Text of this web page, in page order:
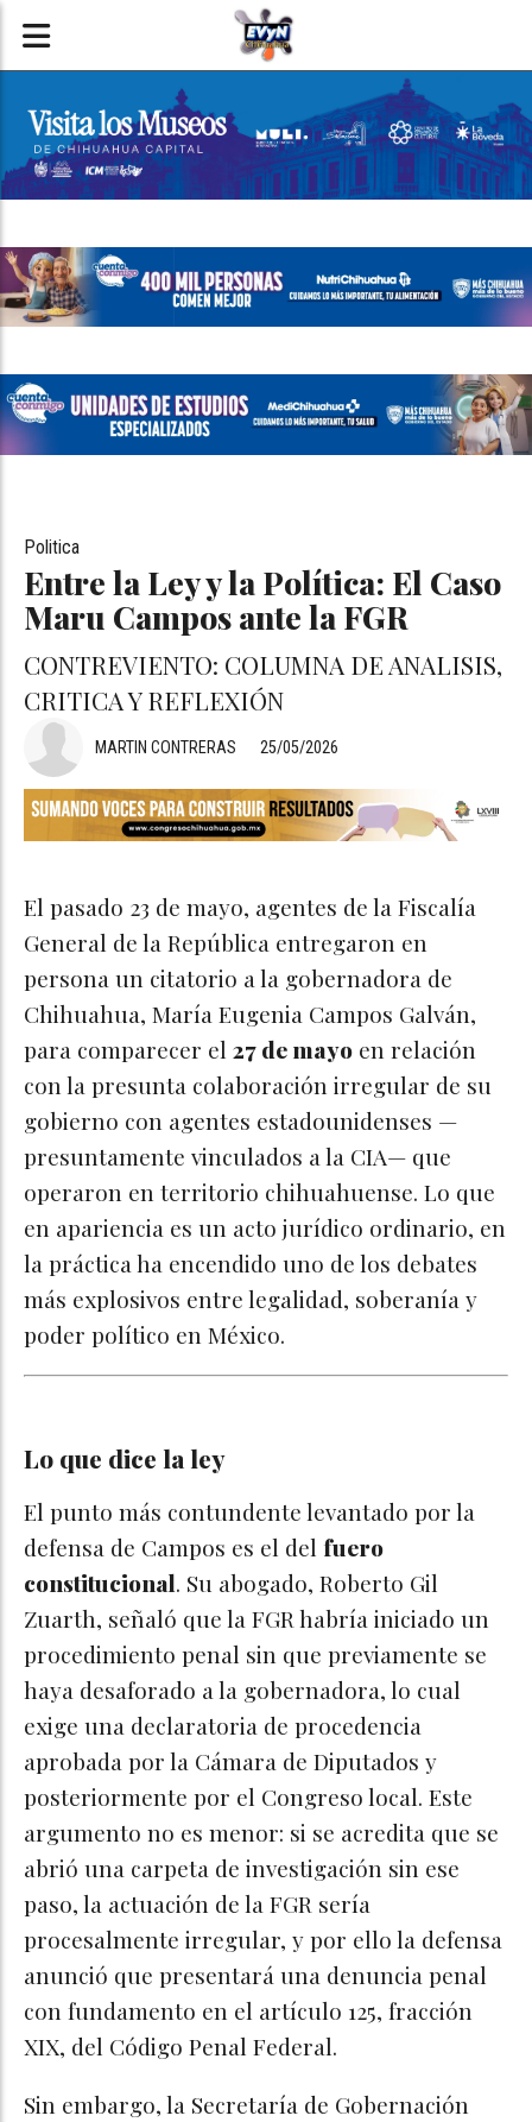
Entre la Ley y la Política: El Caso
Maru Campos ante la FGR
CONTREVIENTO: COLUMNA DE ANALISIS,
CRITICA Y REFLEXIÓN
Politica
25/05/2026
MARTIN CONTRERAS
El pasado 23 de mayo, agentes de la Fiscalía
General de la República entregaron en
persona un citatorio a la gobernadora de
Chihuahua, María Eugenia Campos Galván,
para comparecer el 27 de mayo en relación
con la presunta colaboración irregular de su
gobierno con agentes estadounidenses —
presuntamente vinculados a la CIA— que
operaron en territorio chihuahuense. Lo que
en apariencia es un acto jurídico ordinario, en
la práctica ha encendido uno de los debates
más explosivos entre legalidad, soberanía y
poder político en México.
Lo que dice la ley
El punto más contundente levantado por la
defensa de Campos es el del fuero
constitucional. Su abogado, Roberto Gil
Zuarth, señaló que la FGR habría iniciado un
procedimiento penal sin que previamente se
haya desaforado a la gobernadora, lo cual
exige una declaratoria de procedencia
aprobada por la Cámara de Diputados y
posteriormente por el Congreso local. Este
argumento no es menor: si se acredita que se
abrió una carpeta de investigación sin ese
paso, la actuación de la FGR sería
procesalmente irregular, y por ello la defensa
anunció que presentará una denuncia penal
con fundamento en el artículo 125, fracción
XIX, del Código Penal Federal.
Sin embargo, la Secretaría de Gobernación